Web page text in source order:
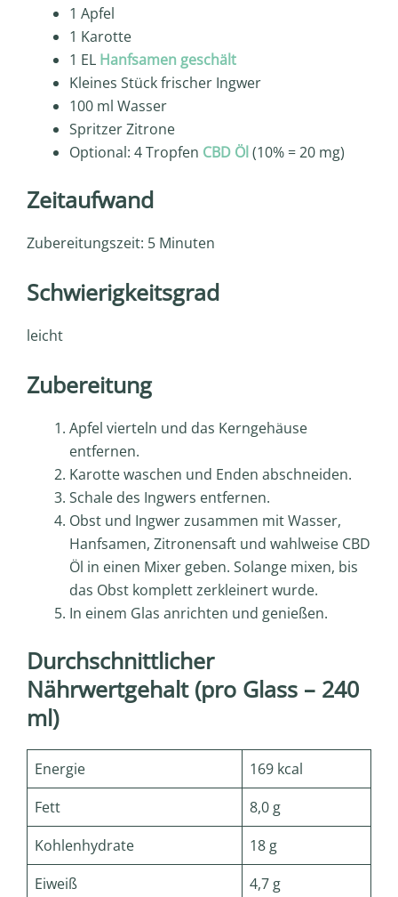
1 Apfel
1 Karotte
1 EL Hanfsamen geschält
Kleines Stück frischer Ingwer
100 ml Wasser
Spritzer Zitrone
Optional: 4 Tropfen CBD Öl(10% = 20 mg)
Zeitaufwand
Zubereitungszeit: 5 Minuten
Schwierigkeitsgrad
leicht
Zubereitung
Apfel vierteln und das Kerngehäuse
entfernen.
Karotte waschen und Enden abschneiden.
Schale des Ingwers entfernen.
Obst und Ingwer zusammen mit Wasser,
Hanfsamen, Zitronensaft und wahlweise CBD
Öl in einen Mixer geben. Solange mixen, bis
das Obst komplett zerkleinert wurde.
In einem Glas anrichten und genießen.
Durchschnittlicher
Nährwertgehalt (pro Glass – 240
ml)
Energie
169 kcal
Fett
8,0 g
Kohlenhydrate
18 g
Eiweiß
4,7 g